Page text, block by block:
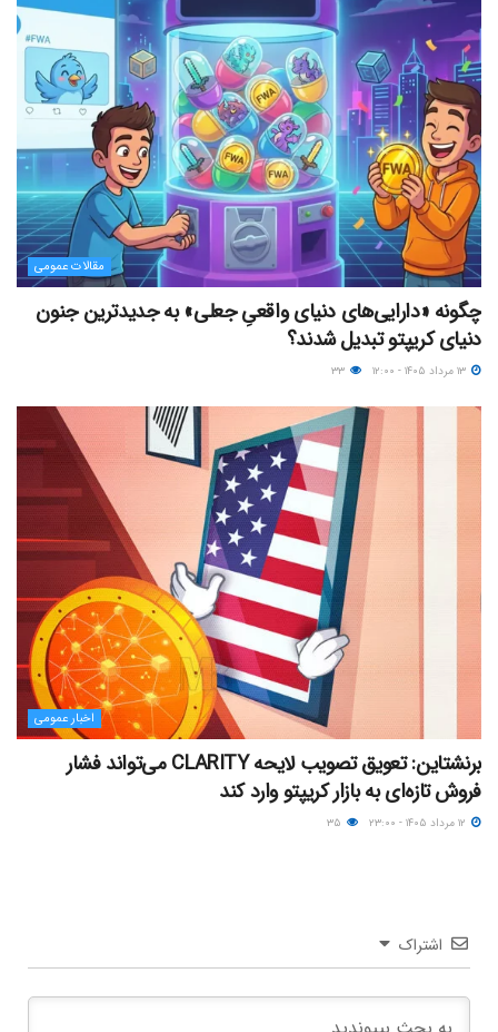
مقالات عمومی
چگونه «دارایی‌های دنیای واقعیِ جعلی» به جدیدترین جنون
دنیای کریپتو تبدیل شدند؟
اخبار عمومی
برنشتاین: تعویق تصویب لایحه CLARITY می‌تواند فشار
فروش تازه‌ای به بازار کریپتو وارد کند
اشتراک